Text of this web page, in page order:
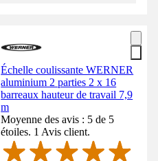
Échelle coulissante WERNER
aluminium 2 parties 2 x 16
barreaux hauteur de travail 7,9
m
Moyenne des avis : 5 de 5
étoiles. 1 Avis client.